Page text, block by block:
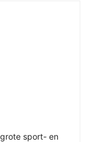
sport- en